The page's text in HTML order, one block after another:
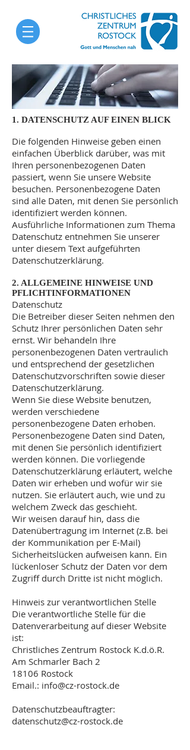
1. DATENSCHUTZ AUF EINEN BLICK
Die folgenden Hinweise geben einen
einfachen Überblick darüber, was mit
Ihren personenbezogenen Daten
passiert, wenn Sie unsere Website
besuchen. Personenbezogene Daten
sind alle Daten, mit denen Sie persönlich
identifiziert werden können.
Ausführliche Informationen zum Thema
Datenschutz entnehmen Sie unserer
unter diesem Text aufgeführten
Datenschutzerklärung.
2. ALLGEMEINE HINWEISE UND
PFLICHTINFORMATIONEN
Datenschutz
Die Betreiber dieser Seiten nehmen den
Schutz Ihrer persönlichen Daten sehr
ernst. Wir behandeln Ihre
personenbezogenen Daten vertraulich
und entsprechend der gesetzlichen
Datenschutzvorschriften sowie dieser
Datenschutzerklärung.
Wenn Sie diese Website benutzen,
werden verschiedene
personenbezogene Daten erhoben.
Personenbezogene Daten sind Daten,
mit denen Sie persönlich identifiziert
werden können. Die vorliegende
Datenschutzerklärung erläutert, welche
Daten wir erheben und wofür wir sie
nutzen. Sie erläutert auch, wie und zu
welchem Zweck das geschieht.
Wir weisen darauf hin, dass die
Datenübertragung im Internet (z.B. bei
der Kommunikation per E-Mail)
Sicherheitslücken aufweisen kann. Ein
lückenloser Schutz der Daten vor dem
Zugriff durch Dritte ist nicht möglich.
Hinweis zur verantwortlichen Stelle
Die verantwortliche Stelle für die
Datenverarbeitung auf dieser Website
ist:
Christliches Zentrum Rostock K.d.ö.R.
Am Schmarler Bach 2
18106 Rostock
Email.: info@cz-rostock.de
Datenschutzbeauftragter:
datenschutz@cz-rostock.de